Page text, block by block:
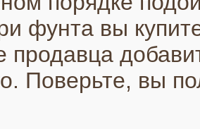
фунта вы
продавца
Поверьте, вы